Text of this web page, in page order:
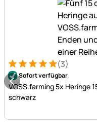
Bewertung: 5 von 5 (3
3 Bewertungen
(3)
Sofort verfügbar
VOSS.farming 5x Heringe
schwarz